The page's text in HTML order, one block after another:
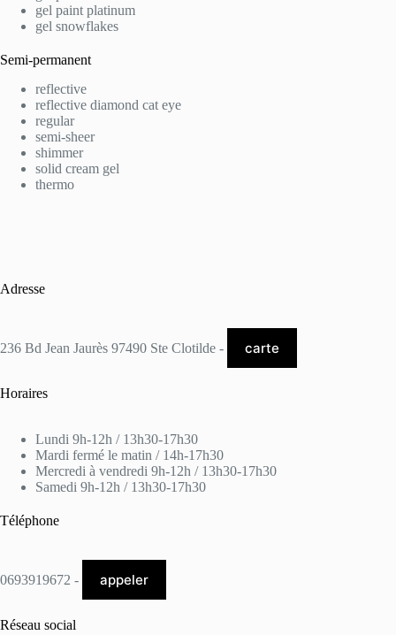
gel paint platinum
gel snowflakes
Semi-permanent
reflective
reflective diamond cat eye
regular
semi-sheer
shimmer
solid cream gel
thermo
Adresse
236 Bd Jean Jaurès 97490 Ste Clotilde - carte
Horaires
Lundi 9h-12h / 13h30-17h30
Mardi fermé le matin / 14h-17h30
Mercredi à vendredi 9h-12h / 13h30-17h30
Samedi 9h-12h / 13h30-17h30
Téléphone
0693919672 - appeler
Réseau social